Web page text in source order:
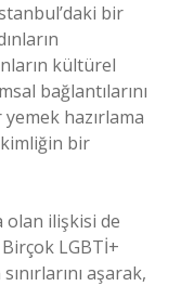
bir
kültürel
bağlantılarını
hazırlama
kimliğin bir
olan ilişkisi de
LGBTİ+
aşarak,